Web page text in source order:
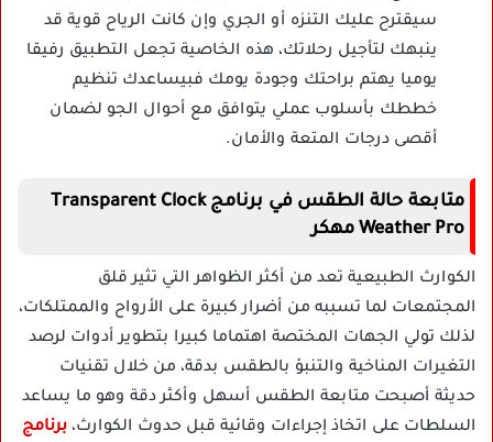
سيقترح عليك التنزه أو الجري وإن كانت الرياح قوية قد
ينبهك لتأجيل رحلاتك، هذه الخاصية تجعل التطبيق رفيقا
يوميا يهتم براحتك وجودة يومك فبيساعدك تنظيم
خططك بأسلوب عملي يتوافق مع أحوال الجو لضمان
أقصى درجات المتعة والأمان.
متابعة حالة الطقس في برنامج Transparent Clock
Weather Pro مهكر
الكوارث الطبيعية تعد من أكثر الظواهر التي تثير قلق
المجتمعات لما تسببه من أضرار كبيرة على الأرواح والممتلكات،
لذلك تولي الجهات المختصة اهتماما كبيرا بتطوير أدوات لرصد
التغيرات المناخية والتنبؤ بالطقس بدقة، من خلال تقنيات
حديثة أصبحت متابعة الطقس أسهل وأكثر دقة وهو ما يساعد
السلطات على اتخاذ إجراءات وقائية قبل حدوث الكوارث، برنامج